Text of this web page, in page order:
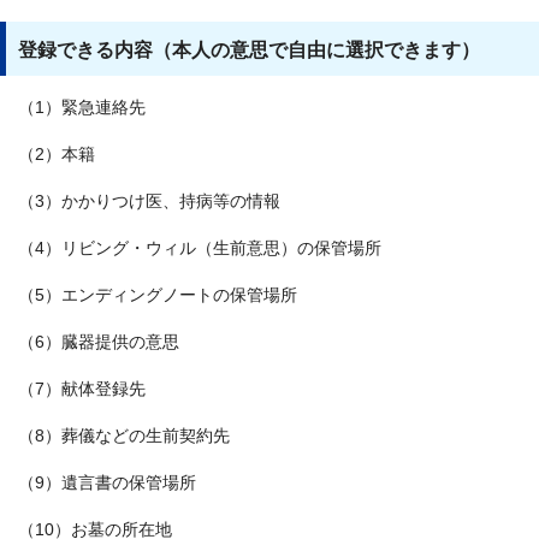
登録できる内容（本人の意思で自由に選択できます）
（1）緊急連絡先
（2）本籍
（3）かかりつけ医、持病等の情報
（4）リビング・ウィル（生前意思）の保管場所
（5）エンディングノートの保管場所
（6）臓器提供の意思
（7）献体登録先
（8）葬儀などの生前契約先
（9）遺言書の保管場所
（10）お墓の所在地